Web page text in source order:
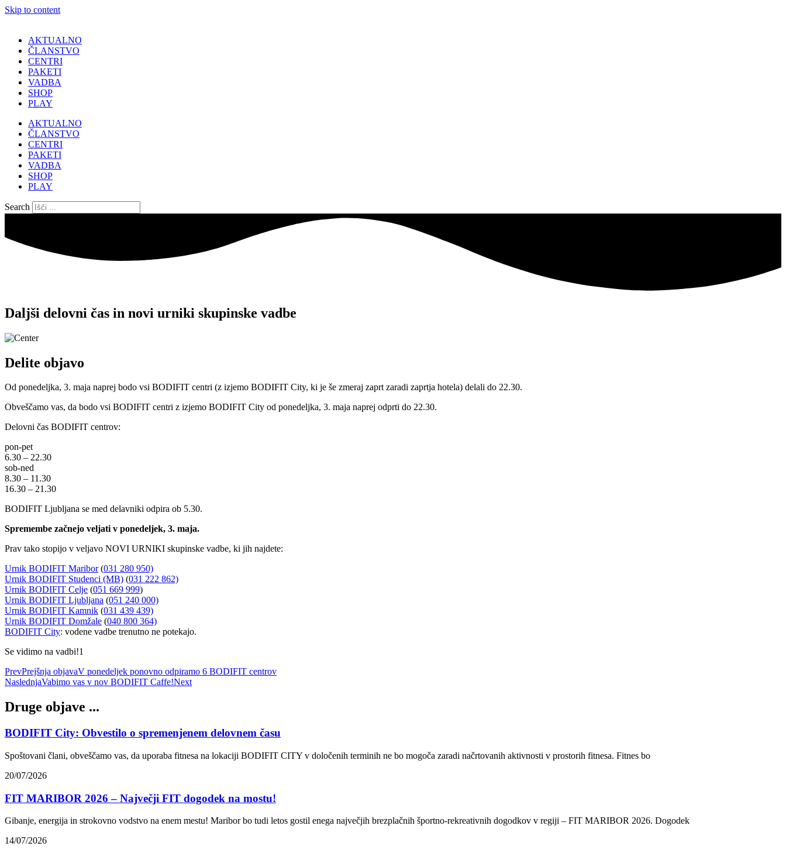
Skip to content
AKTUALNO
ČLANSTVO
CENTRI
PAKETI
VADBA
SHOP
PLAY
AKTUALNO
ČLANSTVO
CENTRI
PAKETI
VADBA
SHOP
PLAY
Search
Daljši delovni čas in novi urniki skupinske vadbe
Delite objavo
Od ponedeljka, 3. maja naprej bodo vsi BODIFIT centri (z izjemo BODIFIT City, ki je še zmeraj zaprt zaradi zaprtja hotela) delali do 22.30.
Obveščamo vas, da bodo vsi BODIFIT centri z izjemo BODIFIT City od ponedeljka, 3. maja naprej odprti do 22.30.
Delovni čas BODIFIT centrov:
pon-pet
6.30 – 22.30
sob-ned
8.30 – 11.30
16.30 – 21.30
BODIFIT Ljubljana se med delavniki odpira ob 5.30.
Spremembe začnejo veljati v ponedeljek, 3. maja.
Prav tako stopijo v veljavo NOVI URNIKI skupinske vadbe, ki jih najdete:
Urnik BODIFIT Maribor(031 280 950)
Urnik BODIFIT Studenci (MB) (031 222 862)
Urnik BODIFIT Celje (051 669 999)
Urnik BODIFIT Ljubljana (051 240 000)
Urnik BODIFIT Kamnik (031 439 439)
Urnik BODIFIT Domžale (040 800 364)
BODIFIT City: vodene vadbe trenutno ne potekajo.
Se vidimo na vadbi!1
PrevPrejšnja objavaV ponedeljek ponovno odpiramo 6 BODIFIT centrov
NaslednjaVabimo vas v nov BODIFIT Caffe!Next
Druge objave ...
BODIFIT City: Obvestilo o spremenjenem delovnem času
Spoštovani člani, obveščamo vas, da uporaba fitnesa na lokaciji BODIFIT CITY v določenih terminih ne bo mogoča zaradi načrtovanih aktivnosti v prostorih fitnesa. Fitnes bo
20/07/2026
FIT MARIBOR 2026 – Največji FIT dogodek na mostu!
Gibanje, energija in strokovno vodstvo na enem mestu! Maribor bo tudi letos gostil enega največjih brezplačnih športno-rekreativnih dogodkov v regiji – FIT MARIBOR 2026. Dogodek
14/07/2026